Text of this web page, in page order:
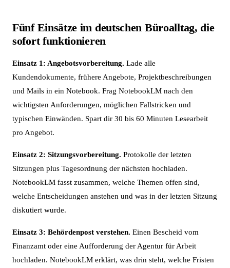
Fünf Einsätze im deutschen Büroalltag, die
sofort funktionieren
Einsatz 1: Angebotsvorbereitung. Lade alle
Kundendokumente, frühere Angebote, Projektbeschreibungen
und Mails in ein Notebook. Frag NotebookLM nach den
wichtigsten Anforderungen, möglichen Fallstricken und
typischen Einwänden. Spart dir 30 bis 60 Minuten Lesearbeit
pro Angebot.
Einsatz 2: Sitzungsvorbereitung. Protokolle der letzten
Sitzungen plus Tagesordnung der nächsten hochladen.
NotebookLM fasst zusammen, welche Themen offen sind,
welche Entscheidungen anstehen und was in der letzten Sitzung
diskutiert wurde.
Einsatz 3: Behördenpost verstehen. Einen Bescheid vom
Finanzamt oder eine Aufforderung der Agentur für Arbeit
hochladen. NotebookLM erklärt, was drin steht, welche Fristen